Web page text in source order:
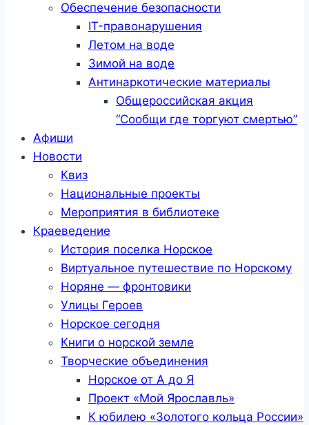
Обеспечение безопасности
IT-правонарушения
Летом на воде
Зимой на воде
Антинаркотические материалы
Общероссийская акция
“Сообщи где торгуют смертью”
Афиши
Новости
Квиз
Национальные проекты
Мероприятия в библиотеке
Краеведение
История поселка Норское
Виртуальное путешествие по Норскому
Норяне — фронтовики
Улицы Героев
Норское сегодня
Книги о норской земле
Творческие объединения
Норское от А до Я
Проект «Мой Ярославль»
К юбилею «Золотого кольца России»